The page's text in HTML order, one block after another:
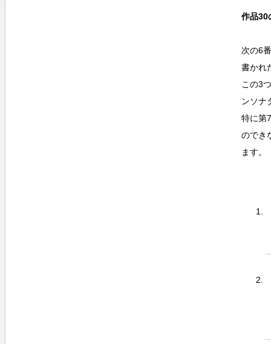
作品30
次の6
書かれ
この3
ンソナ
特に第
のでき
ます。